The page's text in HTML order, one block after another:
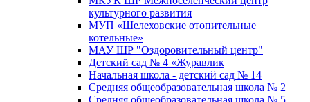
культурного развития
МУП «Шелеховские отопительные
котельные»
МАУ ШР "Оздоровительный центр"
Детский сад № 4 «Журавлик
Начальная школа - детский сад № 14
Средняя общеобразовательная школа № 2
Средняя общеобразовательная школа № 5